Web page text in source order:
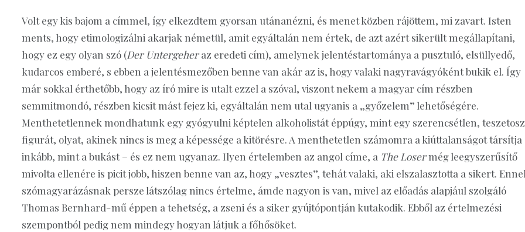
Volt egy kis bajom a címmel, így elkezdtem gyorsan utánanézni, és menet közben rájöttem, mi zavart. Isten
ments, hogy etimologizálni akarjak németül, amit egyáltalán nem értek, de azt azért sikerült megállapítani,
hogy ez egy olyan szó (Der Untergeheraz eredeti cím), amelynek jelentéstartománya a pusztuló, elsüllyedő,
kudarcos emberé, s ebben a jelentésmezőben benne van akár az is, hogy valaki nagyravágyóként bukik el. Így
már sokkal érthetőbb, hogy az író mire is utalt ezzel a szóval, viszont nekem a magyar cím részben
semmitmondó, részben kicsit mást fejez ki, egyáltalán nem utal ugyanis a „győzelem” lehetőségére.
Menthetetlennek mondhatunk egy gyógyulni képtelen alkoholistát éppúgy, mint egy szerencsétlen,
figurát, olyat, akinek nincs is meg a képessége a kitörésre. A menthetetlen számomra a kiúttalanságot társítja
inkább, mint a bukást – és ez nem ugyanaz. Ilyen értelemben az angol címe, a The Losermég leegyszerűsítő
mivolta ellenére is picit jobb, hiszen benne van az, hogy „vesztes”, tehát valaki, aki elszalasztotta a sikert.
szómagyarázásnak persze látszólag nincs értelme, ámde nagyon is van, mivel az előadás alapjául szolgáló
Thomas Bernhard-mű éppen a tehetség, a zseni és a siker gyújtópontján kutakodik. Ebből az értelmezési
szempontból pedig nem mindegy hogyan látjuk a főhősöket.